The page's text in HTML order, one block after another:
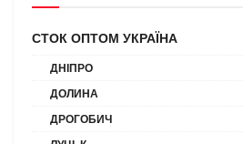
СТОК ОПТОМ УКРАЇНА
ДНІПРО
ДОЛИНА
ДРОГОБИЧ